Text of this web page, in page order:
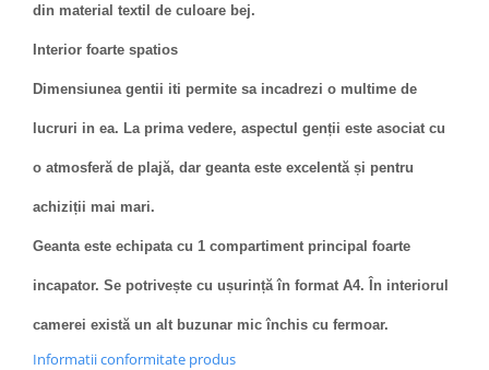
din material textil de culoare bej.
Interior foarte spatios
Dimensiunea gentii iti permite sa incadrezi o multime de
lucruri in ea. La prima vedere, aspectul genții este asociat cu
o atmosferă de plajă, dar geanta este excelentă și pentru
achiziții mai mari.
Geanta este echipata cu 1 compartiment principal foarte
incapator. Se potrivește cu ușurință în format A4. În interiorul
camerei există un alt buzunar mic închis cu fermoar.
Informatii conformitate produs